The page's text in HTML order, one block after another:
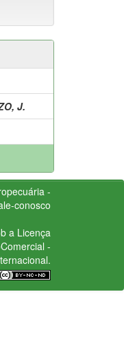
J.
-
conosco
a Licença
-